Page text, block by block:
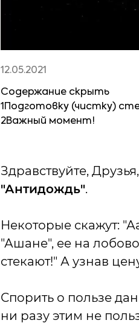
12.05.2021
Содержание скрыть
1Подготовку (чистку)
2Важный момент!
Здравствуйте,
"Антидождь".
Некоторые скажут:
"Ашане", ее на
стекают!" А узнав
Спорить о пользе
ни разу этим не